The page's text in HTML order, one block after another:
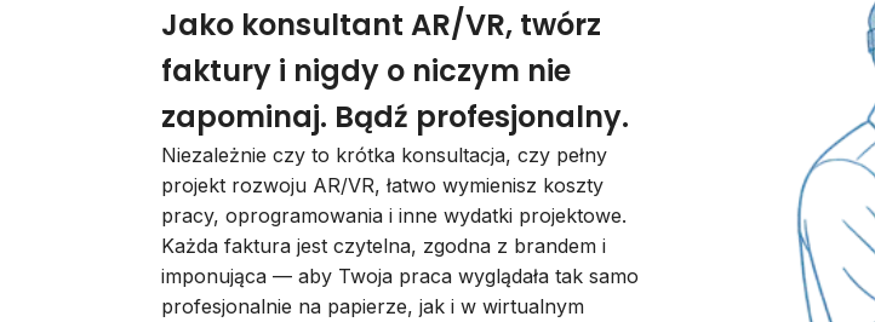
Jako konsultant AR/VR, twórz
faktury i nigdy o niczym nie
zapominaj. Bądź profesjonalny.
Niezależnie czy to krótka konsultacja, czy pełny
projekt rozwoju AR/VR, łatwo wymienisz koszty
pracy, oprogramowania i inne wydatki projektowe.
Każda faktura jest czytelna, zgodna z brandem i
imponująca — aby Twoja praca wyglądała tak samo
profesjonalnie na papierze, jak i w wirtualnym